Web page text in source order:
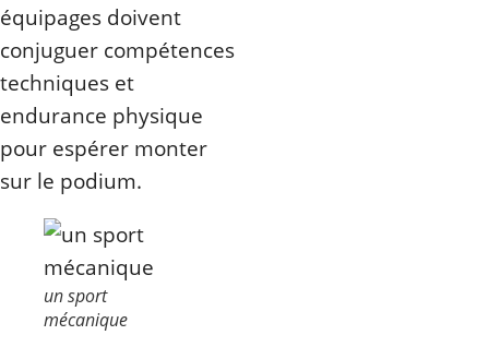
équipages doivent
conjuguer compétences
techniques et
endurance physique
pour espérer monter
sur le podium.
un sport
mécanique